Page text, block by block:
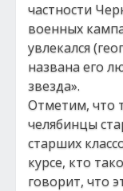
частности
военных
увлекался
названа его
звезда».
Отметим, что
челябинцы
старших
курсе, кто
говорит, что